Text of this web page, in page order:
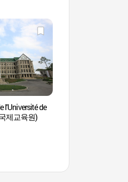
l'Université de
제교육원)